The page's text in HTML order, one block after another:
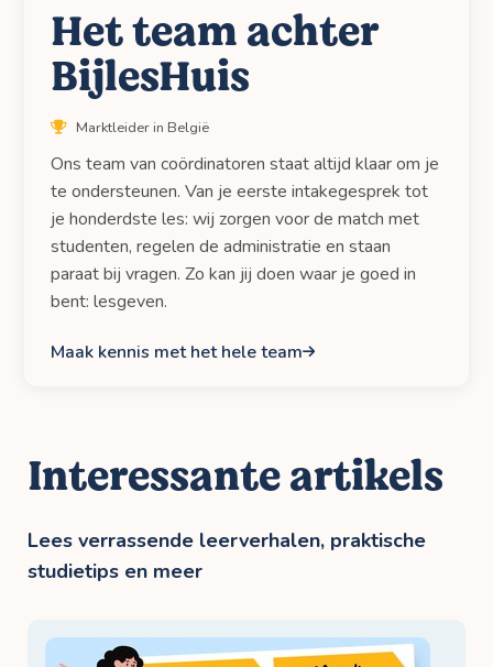
Het team achter
BijlesHuis
Marktleider in België
Ons team van coördinatoren staat altijd klaar om je
te ondersteunen. Van je eerste intakegesprek tot
je honderdste les: wij zorgen voor de match met
studenten, regelen de administratie en staan
paraat bij vragen. Zo kan jij doen waar je goed in
bent: lesgeven.
Maak kennis met het hele team
Interessante artikels
Lees verrassende leerverhalen, praktische
studietips en meer